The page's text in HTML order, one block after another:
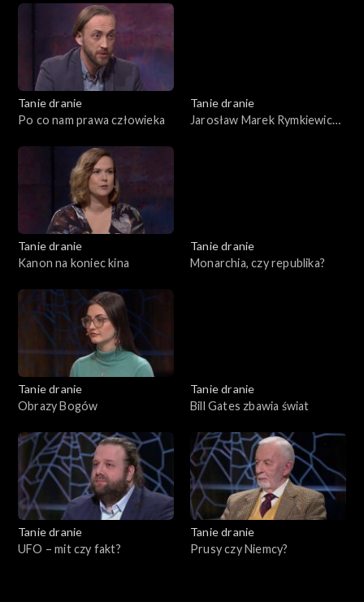
Tanie dranie
Po co nam prawa człowieka
Tanie dranie
Jarosław Marek Rymkiewicz
Tanie dranie
Kanon na koniec kina
Tanie dranie
Monarchia, czy republika?
Tanie dranie
Obrazy Bogów
Tanie dranie
Bill Gates zbawia świat
Tanie dranie
UFO – mit czy fakt?
Tanie dranie
Prusy czy Niemcy?